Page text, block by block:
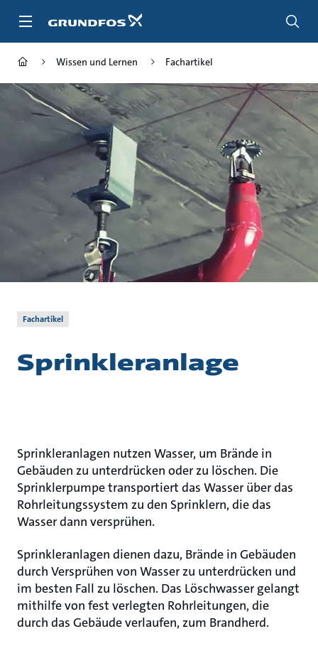
Inhalt
Wissen und Lernen Fachartikel
Fachartikel
Sprinkleranlage
Sprinkleranlagen nutzen Wasser, um Brände in
Gebäuden zu unterdrücken oder zu löschen. Die
Sprinklerpumpe transportiert das Wasser über das
Rohrleitungssystem zu den Sprinklern, die das
Wasser dann versprühen.
Sprinkleranlagen dienen dazu, Brände in Gebäuden
durch Versprühen von Wasser zu unterdrücken und
im besten Fall zu löschen. Das Löschwasser gelangt
mithilfe von fest verlegten Rohrleitungen, die
durch das Gebäude verlaufen, zum Brandherd.